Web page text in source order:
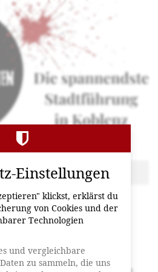
wechseln
Tour mit
Einstellungen
klickst, erklärst du
von Cookies und der
Technologien
und vergleichbare
zu sammeln, die uns